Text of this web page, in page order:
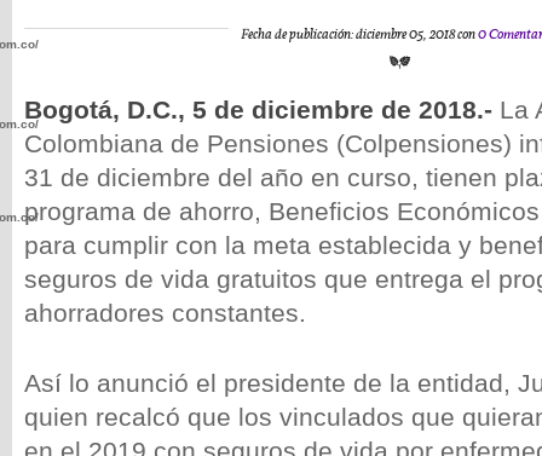
Fecha de publicación: diciembre 05, 2018 con0
Bogotá, D.C., 5 de diciembre de 2018.- La
Colombiana de Pensiones (Colpensiones)
31 de diciembre del año en curso, tienen
programa de ahorro, Beneficios
para cumplir con la meta establecida y
seguros de vida gratuitos que entrega el
ahorradores constantes.
Así lo anunció el presidente de la entidad,
quien recalcó que los vinculados que
wp-
wp-
wp-
wp-